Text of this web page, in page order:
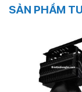
SẢN PHẨM